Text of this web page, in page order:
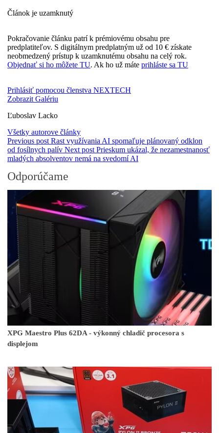
Článok je uzamknutý
Pokračovanie článku patrí k prémiovému obsahu pre
predplatiteľov. S digitálnym predplatným už od 10 € získate
neobmedzený prístup k uzamknutému obsahu na celý rok.
Objednať si ho môžete TU. Ak ho už máte prihláste sa TU
Prihlásiť pomocou členstva NEXTECH
Zobrazit Galériu
Ľuboslav Lacko
Všetky autorove články
Previous post Rast využívania AI spomaľuje plánovaný odklon
od fosílnych palív Next post Prieskum ukázal, že nezamestnanosť
mladých absolventov nemá na svedomí AI
Odporúčame
XPG Maestro Plus 62DA - výkonný chladič procesora s
displejom